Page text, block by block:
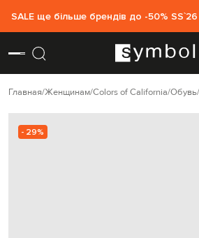
SALE ще більше брендів до -50% SS`26
Главная Женщинам Colors of California Обувь
- 29%